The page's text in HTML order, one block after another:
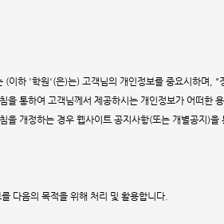
이하 '학원'(은)는) 고객님의 개인정보를 중요시하며, "
을 통하여 고객님께서 제공하시는 개인정보가 어떠한
을 개정하는 경우 웹사이트 공지사항(또는 개별공지)을
다음의 목적을 위해 처리 및 활용합니다.